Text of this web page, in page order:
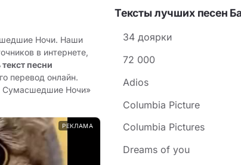
Ночи. Наши
в интернете,
текст песни
перевод онлайн.
Сумасшедшие Ночи»
РЕКЛАМА
Тексты лучших песен
34 доярки
72 000
Adios
Columbia Picture
Columbia Pictures
Dreams of you